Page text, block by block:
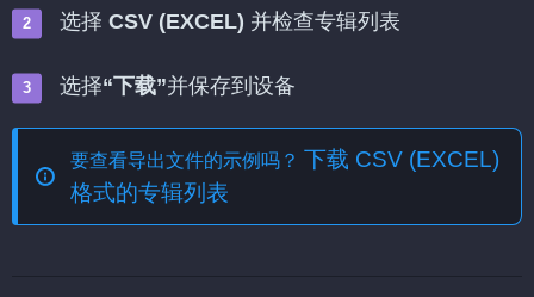
选择 CSV (EXCEL) 并检查专辑列表
选择“下载”并保存到设备
要查看导出文件的示例吗？ 下载 CSV (EXCEL)
格式的专辑列表